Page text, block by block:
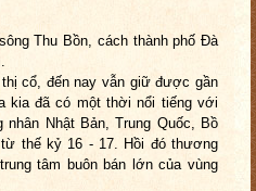
Thu Bồn, cách thành phố Đà
cổ, đến nay vẫn giữ được gần
kia đã có một thời nổi tiếng với
Nhật Bản, Trung Quốc, Bồ
thế kỷ 16 - 17. Hồi đó thương
tâm buôn bán lớn của vùng